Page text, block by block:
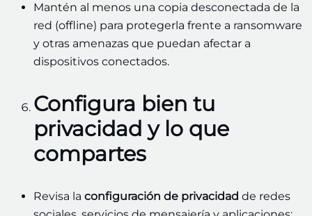
Mantén al menos una copia desconectada de la
red (offline) para protegerla frente a ransomware
y otras amenazas que puedan afectar a
dispositivos conectados.
Configura bien tu
privacidad y lo que
compartes
Revisa la configuración de privacidad de redes